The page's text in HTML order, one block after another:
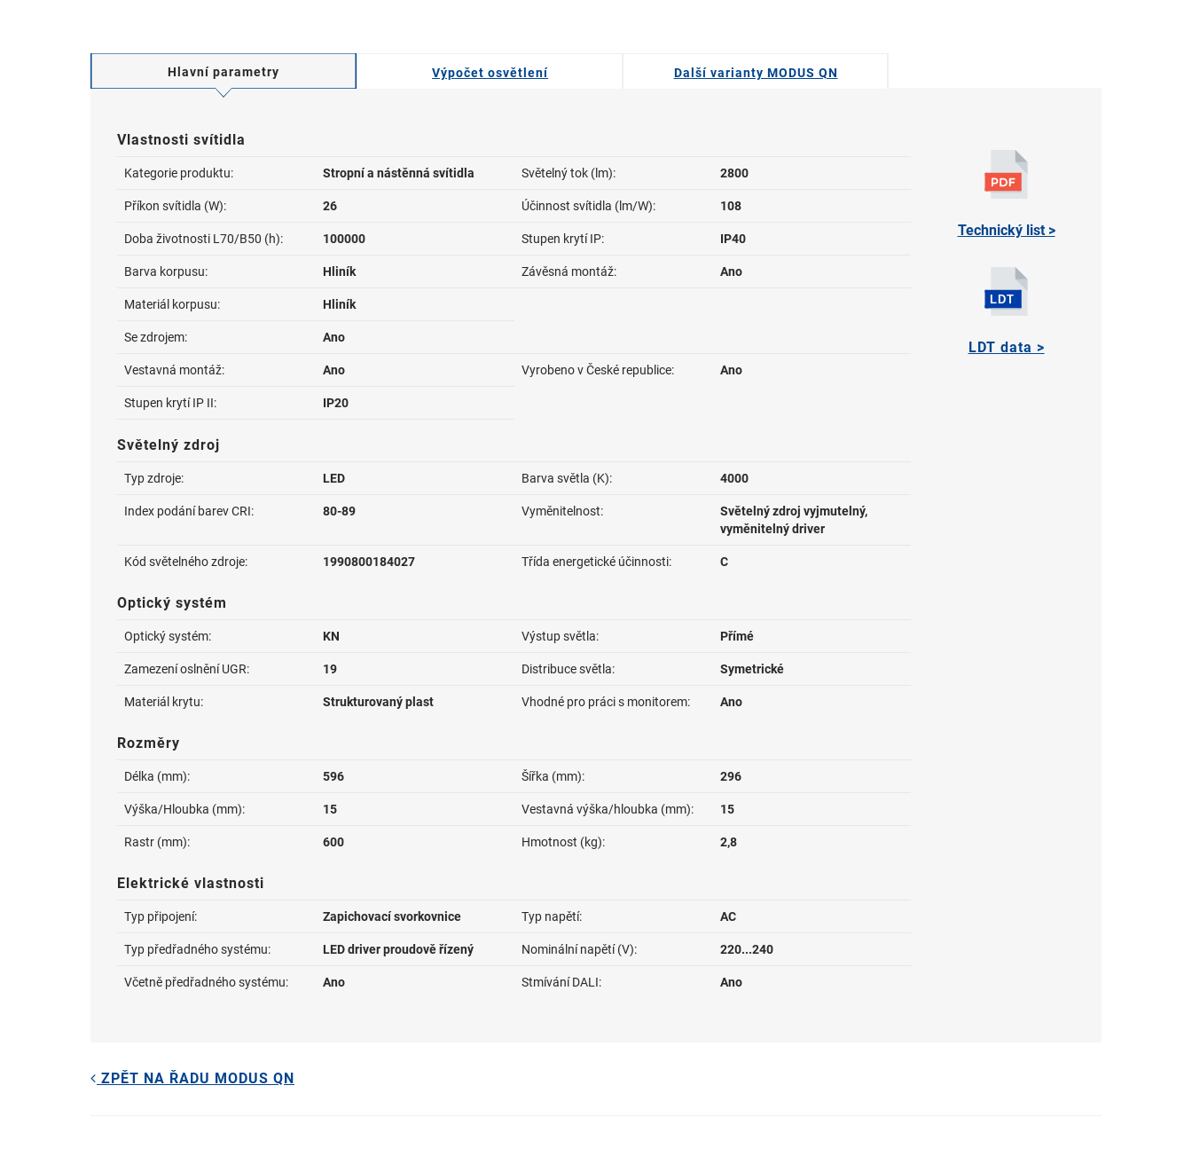
Hlavní parametry Výpočet osvětlení Další varianty MODUS QN
Vlastnosti svítidla
Kategorie produktu: Stropní a nástěnná svítidla Světelný tok (lm): 2800
Příkon svítidla (W): 26 Účinnost svítidla (lm/W): 108
Doba životnosti L70/B50 (h): 100000 Stupen krytí IP: IP40
Barva korpusu: Hliník Závěsná montáž: Ano
Materiál korpusu: Hliník
Se zdrojem: Ano
Vestavná montáž: Ano Vyrobeno v České republice: Ano
Stupen krytí IP II: IP20
Světelný zdroj
Typ zdroje: LED Barva světla (K): 4000
Index podání barev CRI: 80-89 Vyměnitelnost:
Světelný zdroj vyjmutelný,
vyměnitelný driver
Kód světelného zdroje: 1990800184027 Třída energetické účinnosti: C
Optický systém
Optický systém: KN Výstup světla: Přímé
Zamezení oslnění UGR: 19 Distribuce světla: Symetrické
Materiál krytu: Strukturovaný plast Vhodné pro práci s monitorem: Ano
Rozměry
Délka (mm): 596 Šířka (mm): 296
Výška/Hloubka (mm): 15 Vestavná výška/hloubka (mm): 15
Rastr (mm): 600 Hmotnost (kg): 2,8
Elektrické vlastnosti
Typ připojení: Zapichovací svorkovnice Typ napětí: AC
Typ předřadného systému: LED driver proudově řízený Nominální napětí (V): 220...240
Včetně předřadného systému: Ano Stmívání DALI: Ano
Technický list >
LDT data >
ZPĚT NA ŘADU MODUS QN